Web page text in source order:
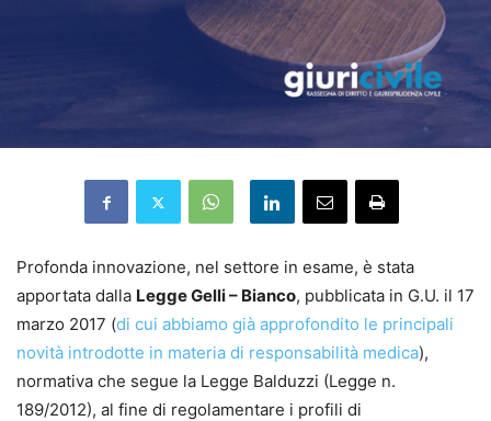
Profonda innovazione, nel settore in esame, è stata
apportata dalla Legge Gelli – Bianco, pubblicata in G.U. il 17
marzo 2017 (di cui abbiamo già approfondito le principali
novità introdotte in materia di responsabilità medica),
normativa che segue la Legge Balduzzi (Legge n.
189/2012), al fine di regolamentare i profili di